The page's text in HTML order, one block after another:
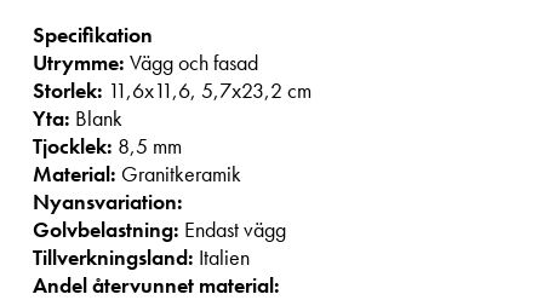
Specifikation
Utrymme: Vägg och fasad
Storlek: 11,6x11,6, 5,7x23,2 cm
Yta: Blank
Tjocklek: 8,5 mm
Material: Granitkeramik
Nyansvariation:
Golvbelastning: Endast vägg
Tillverkningsland: Italien
Andel återvunnet material: